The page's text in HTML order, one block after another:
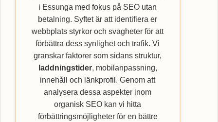
i Essunga med fokus på SEO utan
betalning. Syftet är att identifiera er
webbplats styrkor och svagheter för att
förbättra dess synlighet och trafik. Vi
granskar faktorer som sidans struktur,
laddningstider, mobilanpassning,
innehåll och länkprofil. Genom att
analysera dessa aspekter inom
organisk SEO kan vi hitta
förbättringsmöjligheter för en bättre